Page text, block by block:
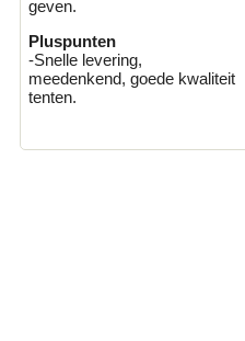
geven.
Pluspunten
-Snelle levering,
meedenkend, goede kwaliteit
tenten.